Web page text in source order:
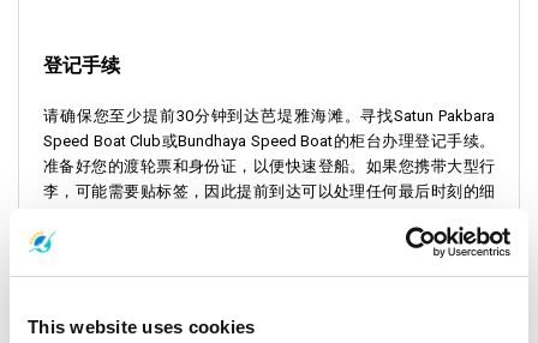
This website uses cookies
登记手续
请确保您至少提前30分钟到达芭堤雅海滩。寻找Satun Pakbara
Speed Boat Club或Bundhaya Speed Boat的柜台办理登记手续。
准备好您的渡轮票和身份证，以便快速登船。如果您携带大型行
李，可能需要贴标签，因此提前到达可以处理任何最后时刻的细
花一些时间办理登记手续会更好。
重要旅行信息